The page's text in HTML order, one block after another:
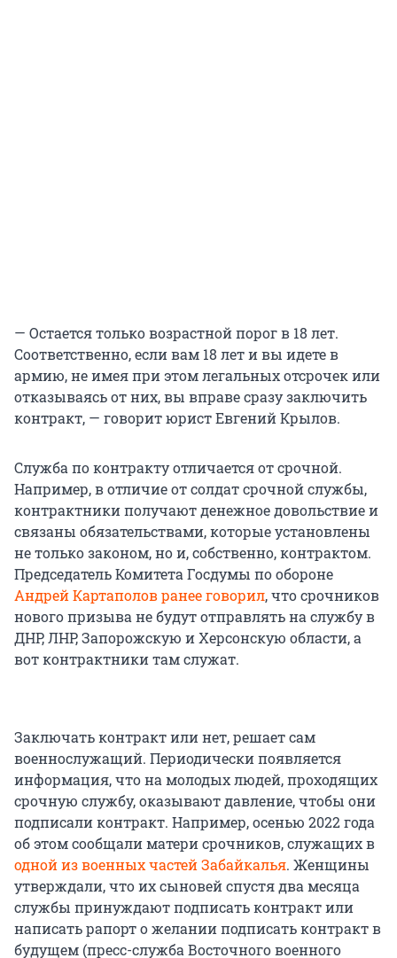
— Остается только возрастной порог в 18 лет.
Соответственно, если вам 18 лет и вы идете в
армию, не имея при этом легальных отсрочек или
отказываясь от них, вы вправе сразу заключить
контракт, — говорит юрист Евгений Крылов.
Служба по контракту отличается от срочной.
Например, в отличие от солдат срочной службы,
контрактники получают денежное довольствие и
связаны обязательствами, которые установлены
не только законом, но и, собственно, контрактом.
Председатель Комитета Госдумы по обороне
Андрей Картаполов ранее говорил, что срочников
нового призыва не будут отправлять на службу в
ДНР, ЛНР, Запорожскую и Херсонскую области, а
вот контрактники там служат.
Заключать контракт или нет, решает сам
военнослужащий. Периодически появляется
информация, что на молодых людей, проходящих
срочную службу, оказывают давление, чтобы они
подписали контракт. Например, осенью 2022 года
об этом сообщали матери срочников, служащих в
одной из военных частей Забайкалья. Женщины
утверждали, что их сыновей спустя два месяца
службы принуждают подписать контракт или
написать рапорт о желании подписать контракт в
будущем (пресс-служба Восточного военного